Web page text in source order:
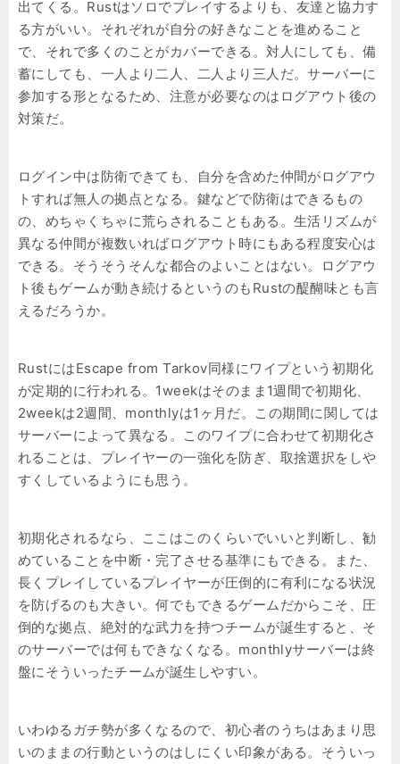
出てくる。Rustはソロでプレイするよりも、友達と協力す
る方がいい。それぞれが自分の好きなことを進めること
で、それで多くのことがカバーできる。対人にしても、備
蓄にしても、一人より二人、二人より三人だ。サーバーに
参加する形となるため、注意が必要なのはログアウト後の
対策だ。
ログイン中は防衛できても、自分を含めた仲間がログアウ
トすれば無人の拠点となる。鍵などで防衛はできるもの
の、めちゃくちゃに荒らされることもある。生活リズムが
異なる仲間が複数いればログアウト時にもある程度安心は
できる。そうそうそんな都合のよいことはない。ログアウ
ト後もゲームが動き続けるというのもRustの醍醐味とも言
えるだろうか。
RustにはEscape from Tarkov同様にワイプという初期化
が定期的に行われる。1weekはそのまま1週間で初期化、
2weekは2週間、monthlyは1ヶ月だ。この期間に関しては
サーバーによって異なる。このワイプに合わせて初期化さ
れることは、プレイヤーの一強化を防ぎ、取捨選択をしや
すくしているようにも思う。
初期化されるなら、ここはこのくらいでいいと判断し、勧
めていることを中断・完了させる基準にもできる。また、
長くプレイしているプレイヤーが圧倒的に有利になる状況
を防げるのも大きい。何でもできるゲームだからこそ、圧
倒的な拠点、絶対的な武力を持つチームが誕生すると、そ
のサーバーでは何もできなくなる。monthlyサーバーは終
盤にそういったチームが誕生しやすい。
いわゆるガチ勢が多くなるので、初心者のうちはあまり思
いのままの行動というのはしにくい印象がある。そういっ